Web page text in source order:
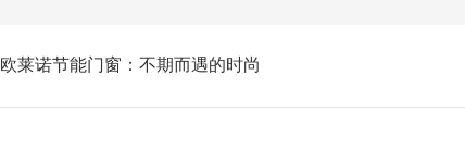
欧莱诺节能门窗：不期而遇的时尚